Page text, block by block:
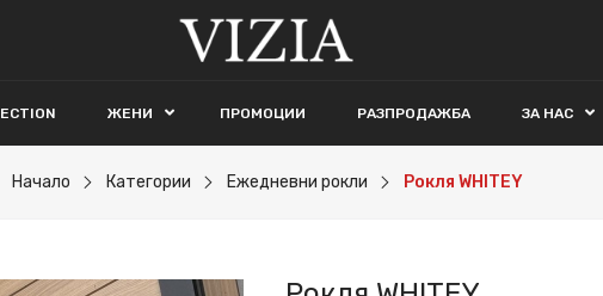
ЖЕНИ ПРОМОЦИИ РАЗПРОДАЖБА ЗА НАС
Начало Категории Ежедневни рокли Рокля WHITEY